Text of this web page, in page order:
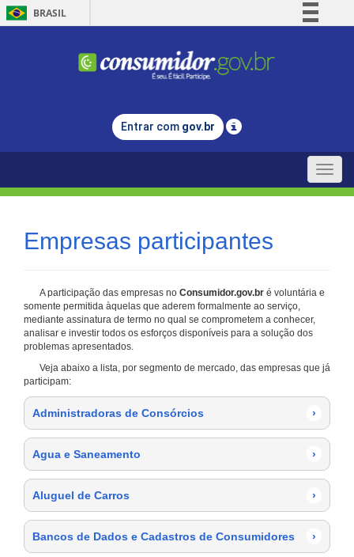
BRASIL
Comunica BR
Legislação
Entrar com gov.br
Toggle
Empresas participantes
A participação das empresas no Consumidor.gov.br é voluntária e
somente permitida àquelas que aderem formalmente ao serviço,
mediante assinatura de termo no qual se comprometem a conhecer,
analisar e investir todos os esforços disponíveis para a solução dos
problemas apresentados.
Veja abaixo a lista, por segmento de mercado, das empresas que já
participam:
Administradoras de Consórcios ›
Agua e Saneamento ›
Aluguel de Carros ›
Bancos de Dados e Cadastros de Consumidores ›